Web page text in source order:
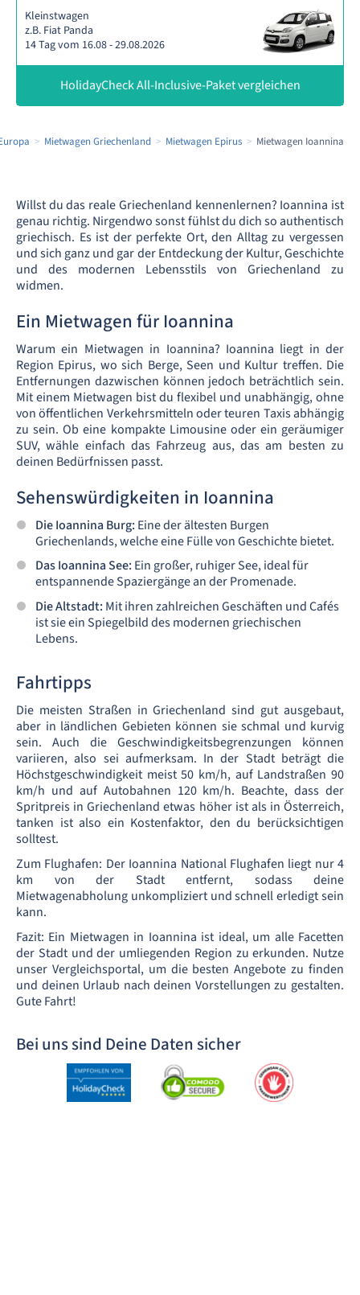
Kleinstwagen
z.B. Fiat Panda
14 Tag vom 16.08 - 29.08.2026
HolidayCheck All-Inclusive-Paket vergleichen
Mietwagen Griechenland Mietwagen Epirus Mietwagen Ioannina
Willst du das reale Griechenland kennenlernen? Ioannina ist
genau richtig. Nirgendwo sonst fühlst du dich so authentisch
griechisch. Es ist der perfekte Ort, den Alltag zu vergessen
und sich ganz und gar der Entdeckung der Kultur, Geschichte
und des modernen Lebensstils von Griechenland zu
widmen.
Ein Mietwagen für Ioannina
Warum ein Mietwagen in Ioannina? Ioannina liegt in der
Region Epirus, wo sich Berge, Seen und Kultur treffen. Die
Entfernungen dazwischen können jedoch beträchtlich sein.
Mit einem Mietwagen bist du flexibel und unabhängig, ohne
von öffentlichen Verkehrsmitteln oder teuren Taxis abhängig
zu sein. Ob eine kompakte Limousine oder ein geräumiger
SUV, wähle einfach das Fahrzeug aus, das am besten zu
deinen Bedürfnissen passt.
Sehenswürdigkeiten in Ioannina
Die Ioannina Burg: Eine der ältesten Burgen
Griechenlands, welche eine Fülle von Geschichte bietet.
Das Ioannina See: Ein großer, ruhiger See, ideal für
entspannende Spaziergänge an der Promenade.
Die Altstadt: Mit ihren zahlreichen Geschäften und Cafés
ist sie ein Spiegelbild des modernen griechischen
Lebens.
Fahrtipps
Die meisten Straßen in Griechenland sind gut ausgebaut,
aber in ländlichen Gebieten können sie schmal und kurvig
sein. Auch die Geschwindigkeitsbegrenzungen können
variieren, also sei aufmerksam. In der Stadt beträgt die
Höchstgeschwindigkeit meist 50 km/h, auf Landstraßen 90
km/h und auf Autobahnen 120 km/h. Beachte, dass der
Spritpreis in Griechenland etwas höher ist als in Österreich,
tanken ist also ein Kostenfaktor, den du berücksichtigen
solltest.
Zum Flughafen: Der Ioannina National Flughafen liegt nur 4
km von der Stadt entfernt, sodass deine
Mietwagenabholung unkompliziert und schnell erledigt sein
kann.
Fazit: Ein Mietwagen in Ioannina ist ideal, um alle Facetten
der Stadt und der umliegenden Region zu erkunden. Nutze
unser Vergleichsportal, um die besten Angebote zu finden
und deinen Urlaub nach deinen Vorstellungen zu gestalten.
Gute Fahrt!
Bei uns sind Deine Daten sicher